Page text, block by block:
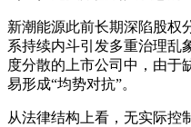
新潮能源此前长期深陷股权
系持续内斗引发多重治理乱
度分散的上市公司中，由于
易形成“均势对抗”。
从法律结构上看，无实际控